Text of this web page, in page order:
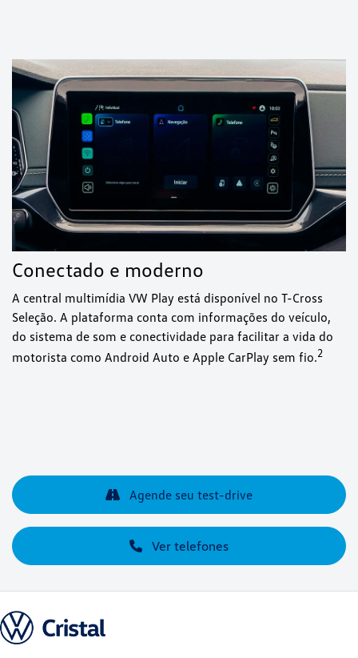
Conectado e moderno
A central multimídia VW Play está disponível no T-Cross
Seleção. A plataforma conta com informações do veículo,
do sistema de som e conectividade para facilitar a vida do
motorista como Android Auto e Apple CarPlay sem fio.⁠2
Ver telefones
Agende seu test-drive